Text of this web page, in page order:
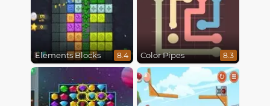
Elements Blocks 8.4 Color Pipes 8.3